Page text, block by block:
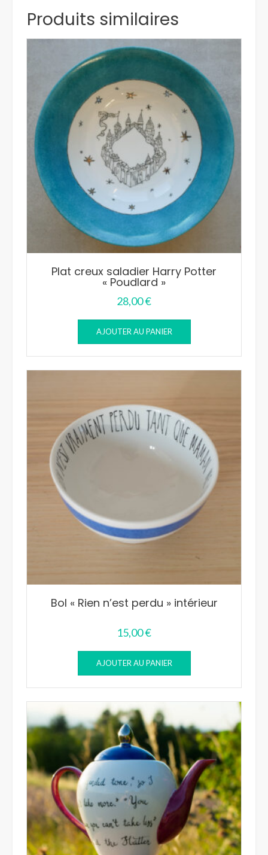
Produits similaires
Plat creux saladier Harry Potter
« Poudlard »
28,00€
AJOUTER AU PANIER
Bol « Rien n’est perdu » intérieur
15,00€
AJOUTER AU PANIER